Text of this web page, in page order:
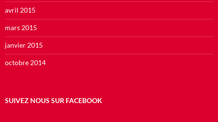
avril 2015
mars 2015
janvier 2015
octobre 2014
SUIVEZ NOUS SUR FACEBOOK